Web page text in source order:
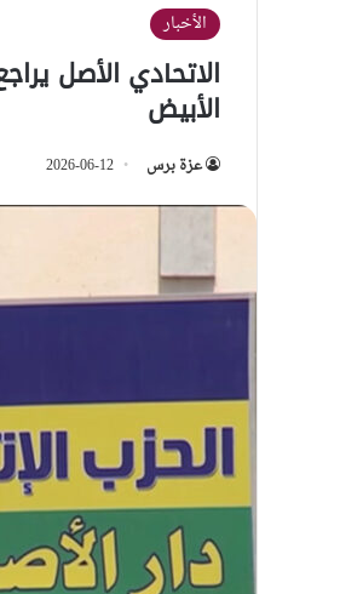
الأخبار
الاتحادي الأصل
الأبيض
عزة برس 2026-06-12